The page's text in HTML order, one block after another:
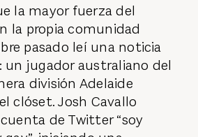
la mayor fuerza del
la propia comunidad
pasado leí una noticia
un jugador australiano del
división Adelaide
clóset. Josh Cavallo
de Twitter “soy